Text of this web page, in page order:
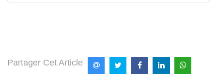
Partager Cet Article